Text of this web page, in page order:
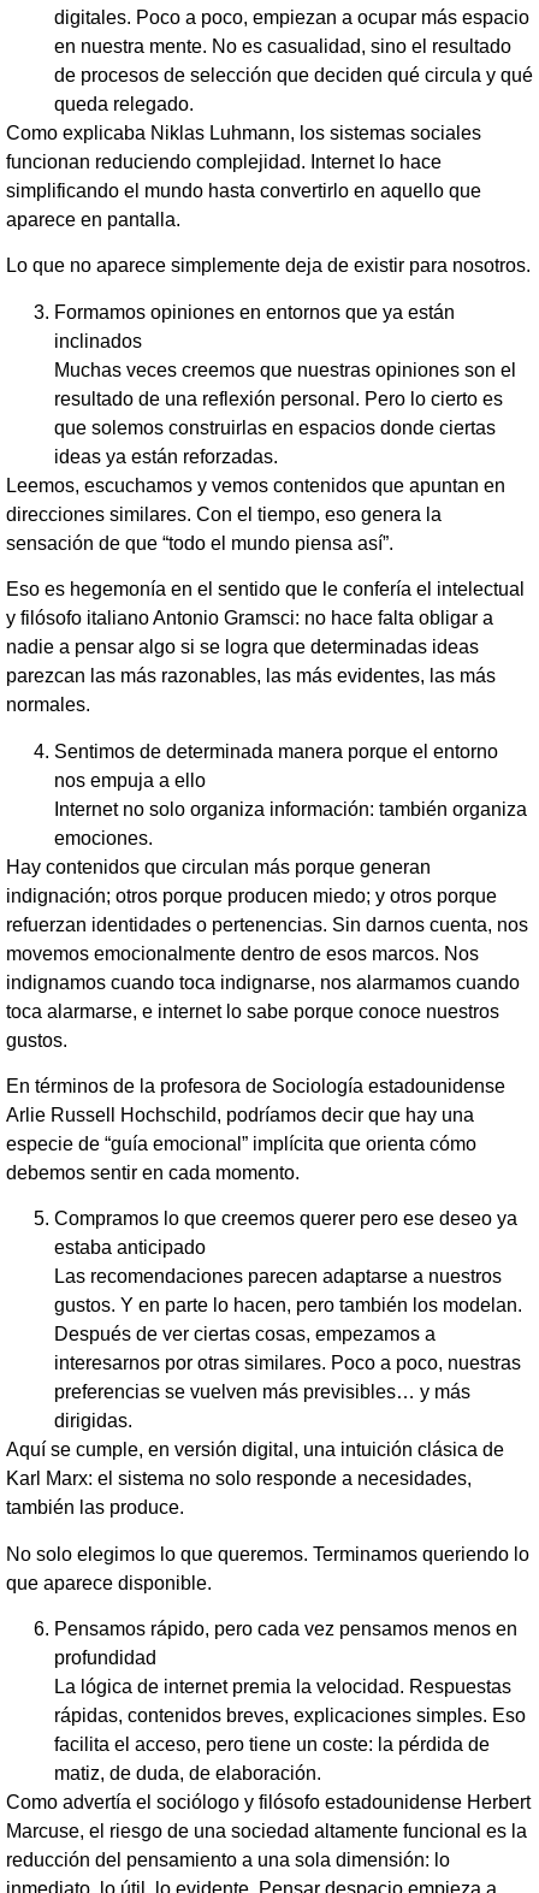
digitales. Poco a poco, empiezan a ocupar más espacio
en nuestra mente. No es casualidad, sino el resultado
de procesos de selección que deciden qué circula y qué
queda relegado.
Como explicaba Niklas Luhmann, los sistemas sociales
funcionan reduciendo complejidad. Internet lo hace
simplificando el mundo hasta convertirlo en aquello que
aparece en pantalla.
Lo que no aparece simplemente deja de existir para nosotros.
Formamos opiniones en entornos que ya están
inclinados
Muchas veces creemos que nuestras opiniones son el
resultado de una reflexión personal. Pero lo cierto es
que solemos construirlas en espacios donde ciertas
ideas ya están reforzadas.
Leemos, escuchamos y vemos contenidos que apuntan en
direcciones similares. Con el tiempo, eso genera la
sensación de que “todo el mundo piensa así”.
Eso es hegemonía en el sentido que le confería el intelectual
y filósofo italiano Antonio Gramsci: no hace falta obligar a
nadie a pensar algo si se logra que determinadas ideas
parezcan las más razonables, las más evidentes, las más
normales.
Sentimos de determinada manera porque el entorno
nos empuja a ello
Internet no solo organiza información: también organiza
emociones.
Hay contenidos que circulan más porque generan
indignación; otros porque producen miedo; y otros porque
refuerzan identidades o pertenencias. Sin darnos cuenta, nos
movemos emocionalmente dentro de esos marcos. Nos
indignamos cuando toca indignarse, nos alarmamos cuando
toca alarmarse, e internet lo sabe porque conoce nuestros
gustos.
En términos de la profesora de Sociología estadounidense
Arlie Russell Hochschild, podríamos decir que hay una
especie de “guía emocional” implícita que orienta cómo
debemos sentir en cada momento.
Compramos lo que creemos querer pero ese deseo ya
estaba anticipado
Las recomendaciones parecen adaptarse a nuestros
gustos. Y en parte lo hacen, pero también los modelan.
Después de ver ciertas cosas, empezamos a
interesarnos por otras similares. Poco a poco, nuestras
preferencias se vuelven más previsibles… y más
dirigidas.
Aquí se cumple, en versión digital, una intuición clásica de
Karl Marx: el sistema no solo responde a necesidades,
también las produce.
No solo elegimos lo que queremos. Terminamos queriendo lo
que aparece disponible.
Pensamos rápido, pero cada vez pensamos menos en
profundidad
La lógica de internet premia la velocidad. Respuestas
rápidas, contenidos breves, explicaciones simples. Eso
facilita el acceso, pero tiene un coste: la pérdida de
matiz, de duda, de elaboración.
Como advertía el sociólogo y filósofo estadounidense Herbert
Marcuse, el riesgo de una sociedad altamente funcional es la
reducción del pensamiento a una sola dimensión: lo
inmediato, lo útil, lo evidente. Pensar despacio empieza a